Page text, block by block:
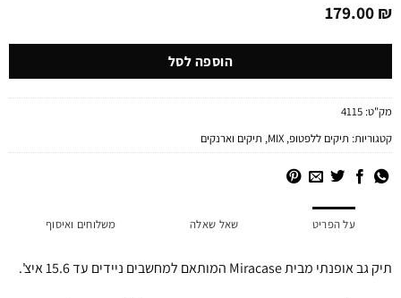
179.00₪
הוספה לסל
מק"ט:4115
קטגוריות:תיקים ללפטופ,
MIX
,תיקים וארנקים
על הפריט שאל שאלה משלוחים ואיסוף
תיק גב אופנתי מבית Miracase המותאם למחשבים ניידים עד 15.6 איצ'.